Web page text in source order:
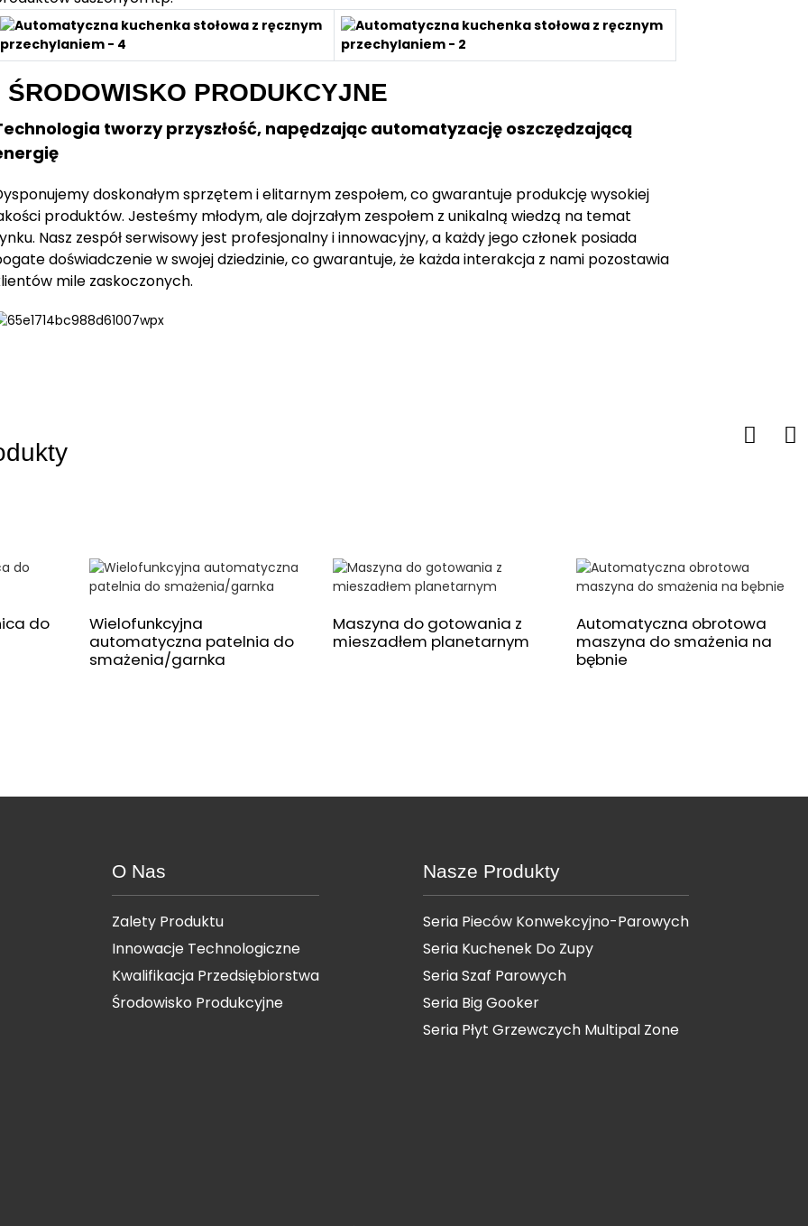
ŚRODOWISKO PRODUKCYJNE
tworzy przyszłość, napędzając automatyzację oszczędzającą
doskonałym sprzętem i elitarnym zespołem, co gwarantuje produkcję wysokiej
produktów. Jesteśmy młodym, ale dojrzałym zespołem z unikalną wiedzą na temat
Nasz zespół serwisowy jest profesjonalny i innowacyjny, a każdy jego członek posiada
doświadczenie w swojej dziedzinie, co gwarantuje, że każda interakcja z nami pozostawia
mile zaskoczonych.
do
Wielofunkcyjna
automatyczna patelnia do
smażenia/garnka
Maszyna do gotowania z
mieszadłem planetarnym
Automatyczna obrotowa
maszyna do smażenia na
bębnie
O Nas
Zalety Produktu
Innowacje Technologiczne
Kwalifikacja Przedsiębiorstwa
Środowisko Produkcyjne
Nasze Produkty
Seria Pieców Konwekcyjno-Parowych
Seria Kuchenek Do Zupy
Seria Szaf Parowych
Seria Big Gooker
Seria Płyt Grzewczych Multipal Zone